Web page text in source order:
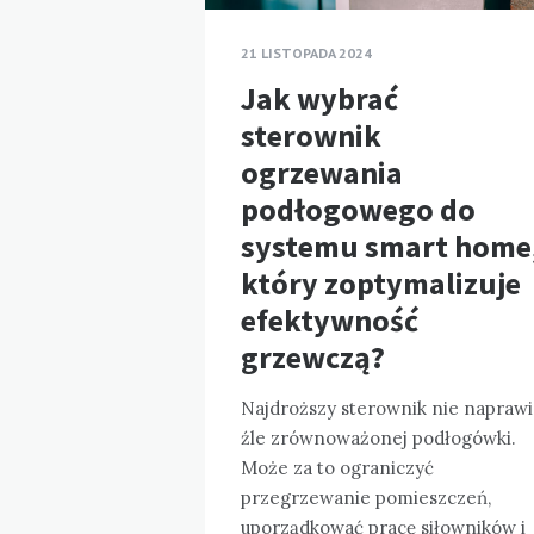
21 LISTOPADA 2024
Jak wybrać
sterownik
ogrzewania
podłogowego do
systemu smart
który zoptymalizuje
efektywność
grzewczą?
Najdroższy sterownik nie naprawi
źle zrównoważonej podłogówki.
Może za to ograniczyć
przegrzewanie pomieszczeń,
uporządkować pracę siłowników i